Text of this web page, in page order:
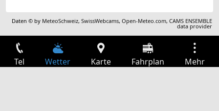
Daten © by MeteoSchweiz,SwissWebcams,Open-Meteo.com,CAMS ENSEMBLE
data provider
Tel Wetter Karte Fahrplan Mehr